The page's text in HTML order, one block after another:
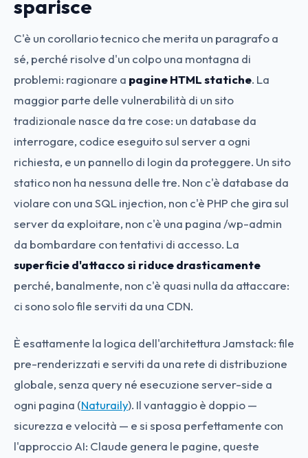
sparisce
C'è un corollario tecnico che merita un paragrafo a
sé, perché risolve d'un colpo una montagna di
problemi: ragionare a pagine HTML statiche. La
maggior parte delle vulnerabilità di un sito
tradizionale nasce da tre cose: un database da
interrogare, codice eseguito sul server a ogni
richiesta, e un pannello di login da proteggere. Un sito
statico non ha nessuna delle tre. Non c'è database da
violare con una SQL injection, non c'è PHP che gira sul
server da exploitare, non c'è una pagina /wp-admin
da bombardare con tentativi di accesso. La
superficie d'attacco si riduce drasticamente
perché, banalmente, non c'è quasi nulla da attaccare:
ci sono solo file serviti da una CDN.
È esattamente la logica dell'architettura Jamstack: file
pre-renderizzati e serviti da una rete di distribuzione
globale, senza query né esecuzione server-side a
ogni pagina (Naturaily). Il vantaggio è doppio —
sicurezza e velocità — e si sposa perfettamente con
l'approccio AI: Claude genera le pagine, queste